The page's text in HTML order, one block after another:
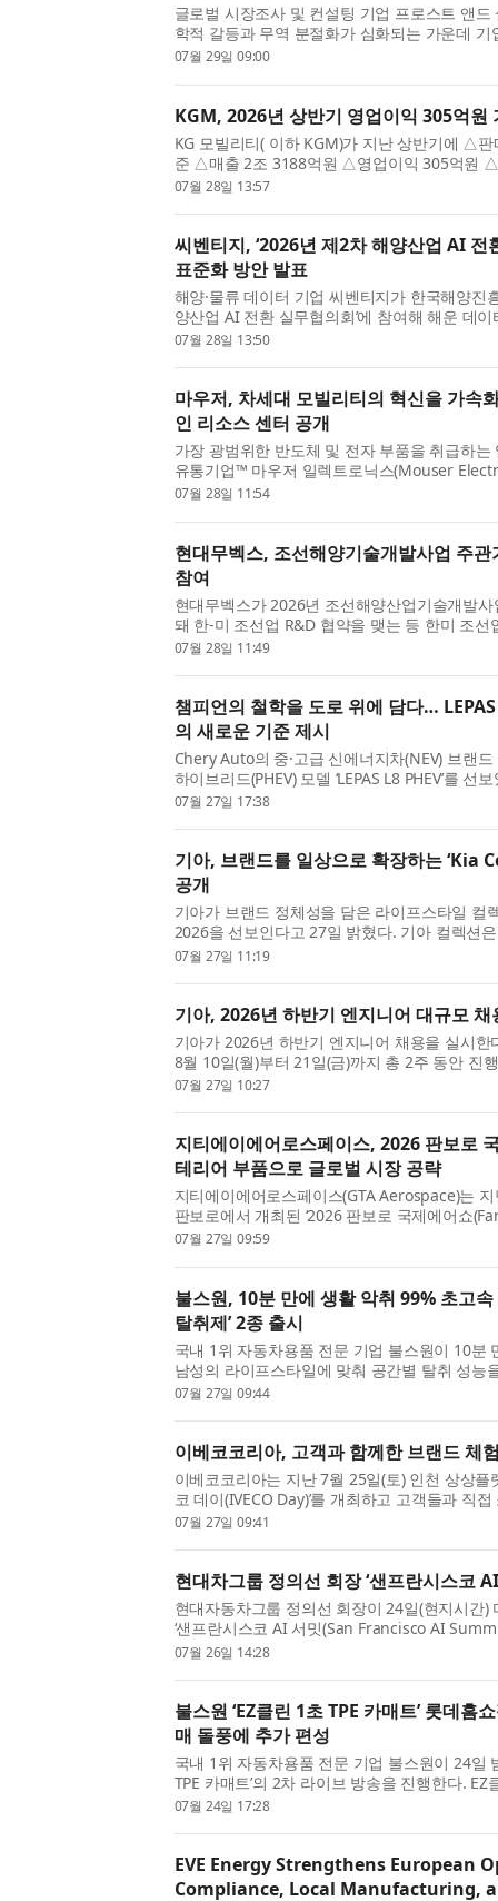
글로벌 시장조사 및 컨설팅 기업 프로스트 앤
학적 갈등과 무역 분절화가 심화되는 가운데
로 대응하고 지속 가능한 성장을 이어가기 위
07월 29일 09:00
KGM, 2026년 상반기 영업이익 305억
KG 모빌리티( 이하 KGM)가 지난 상반기에 △
준 △매출 2조 3188억원 △영업이익 305억원
고 밝혔다. 상반기 실적은 무쏘 등 글로벌 시장
07월 28일 13:57
씨벤티지, ‘2026년 제2차 해양산업 AI 전
표준화 방안 발표
해양·물류 데이터 기업 씨벤티지가 한국해양진
양산업 AI 전환 실무협의회’에 참여해 해운 데
안을 발표했다. 씨벤티지는 7월 22일 열린 이번
07월 28일 13:50
마우저, 차세대 모빌리티의 혁신을 가속
인 리소스 센터 공개
가장 광범위한 반도체 및 전자 부품을 취급하
유통기업™ 마우저 일렉트로닉스(Mouser
초점을 맞춘 포괄적인 운송 리소스 센터
07월 28일 11:54
현대무벡스, 조선해양기술개발사업 주
참여
현대무벡스가 2026년 조선해양산업기술개발
돼 한-미 조선업 R&D 협약을 맺는 등 한미 조
사업은 산업통상자원부와 한국산업기술기획평
07월 28일 11:49
챔피언의 철학을 도로 위에 담다…
의 새로운 기준 제시
Chery Auto의 중·고급 신에너지차(NEV) 브랜
하이브리드(PHEV) 모델 ‘LEPAS L8 PHEV’를
기술과 지능형 주행 기능, 세련된 디자인을 바
07월 27일 17:38
기아, 브랜드를 일상으로 확장하는 ‘Kia
공개
기아가 브랜드 정체성을 담은 라이프스타일 컬
2026을 선보인다고 27일 밝혔다. 기아 컬렉션
속에서 기아의 브랜드 철학과 감성을 경험할
07월 27일 11:19
기아, 2026년 하반기 엔지니어 대규모 채
기아가 2026년 하반기 엔지니어 채용을 실시
8월 10일(월)부터 21일(금)까지 총 2주 동안 진
이상으로 연령 및 성별 제한은 없으며, 채용에
07월 27일 10:27
지티에이에어로스페이스, 2026 판보로
테리어 부품으로 글로벌 시장 공략
지티에이에어로스페이스(GTA Aerospace)는
판보로에서 개최된 ‘2026 판보로 국제에어쇼
Airshow 2026)’에 참가해 항공기 인테리어 부
07월 27일 09:59
불스원, 10분 만에 생활 악취 99% 초고
탈취제’ 2종 출시
국내 1위 자동차용품 전문 기업 불스원이 10분
남성의 라이프스타일에 맞춰 공간별 탈취 성능
스 탈취제’ 2종을 출시한다. 언센트 에어디톡
07월 27일 09:44
이베코코리아, 고객과 함께한 브랜드 체
이베코코리아는 지난 7월 25일(토) 인천 상상플
코 데이(IVECO Day)’를 개최하고 고객들과 직
와의 관계를 더욱 강화하는 시간을 가졌다. 이
07월 27일 09:41
현대차그룹 정의선 회장 ‘샌프란시스코
현대자동차그룹 정의선 회장이 24일(현지시간
‘샌프란시스코 AI 서밋(San Francisco AI
컬 AI (Physical AI) 비전과 전략을 밝혔다. 이번
07월 26일 14:28
불스원 ‘EZ클린 1초 TPE 카매트’ 롯데
매 돌풍에 추가 편성
국내 1위 자동차용품 전문 기업 불스원이 24일
TPE 카매트’의 2차 라이브 방송을 진행한다.
차 방송에서 준비 수량이 빠르게 소진되며 인
07월 24일 17:28
EVE Energy Strengthens European
Compliance, Local Manufacturing,